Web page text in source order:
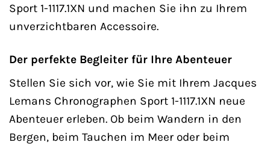
Sport 1-1117.1XN und machen Sie ihn zu Ihrem
unverzichtbaren Accessoire.
Der perfekte Begleiter für Ihre Abenteuer
Stellen Sie sich vor, wie Sie mit Ihrem Jacques
Lemans Chronographen Sport 1-1117.1XN neue
Abenteuer erleben. Ob beim Wandern in den
Bergen, beim Tauchen im Meer oder beim